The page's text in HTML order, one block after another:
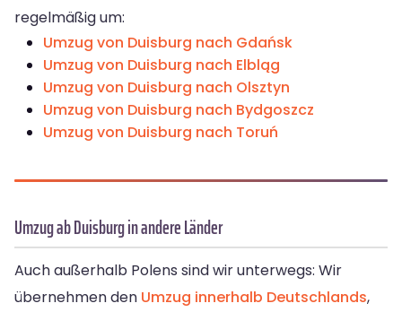
regelmäßig um:
Umzug von Duisburg nach Gdańsk
Umzug von Duisburg nach Elbląg
Umzug von Duisburg nach Olsztyn
Umzug von Duisburg nach Bydgoszcz
Umzug von Duisburg nach Toruń
Umzug ab Duisburg in andere Länder
Auch außerhalb Polens sind wir unterwegs: Wir
übernehmen den Umzug innerhalb Deutschlands,